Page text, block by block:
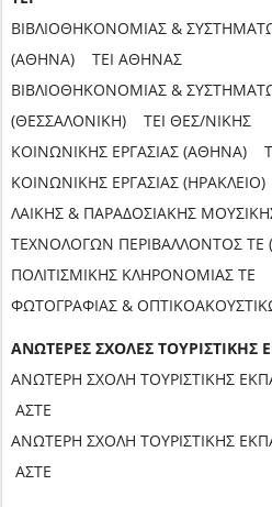
ΒΙΒΛΙΟΘΗΚΟΝΟΜΙΑΣ &
(ΑΘΗΝΑ) ΤΕΙ ΑΘΗΝΑΣ
ΒΙΒΛΙΟΘΗΚΟΝΟΜΙΑΣ &
(ΘΕΣΣΑΛΟΝΙΚΗ) ΤΕΙ ΘΕΣ/ΝΙΚΗΣ
ΚΟΙΝΩΝΙΚΗΣ ΕΡΓΑΣΙΑΣ (ΑΘΗΝΑ)
ΚΟΙΝΩΝΙΚΗΣ ΕΡΓΑΣΙΑΣ
ΛΑΙΚΗΣ & ΠΑΡΑΔΟΣΙΑΚΗΣ
ΤΕΧΝΟΛΟΓΩΝ ΠΕΡΙΒΑΛΛΟΝΤΟΣ
ΠΟΛΙΤΙΣΜΙΚΗΣ ΚΛΗΡΟΝΟΜΙΑΣ ΤΕ
ΦΩΤΟΓΡΑΦΙΑΣ &
ΑΝΩΤΕΡΕΣ ΣΧΟΛΕΣ ΤΟΥΡΙΣΤΙΚΗΣ
ΑΝΩΤΕΡΗ ΣΧΟΛΗ ΤΟΥΡΙΣΤΙΚΗΣ
ΑΣΤΕ
ΑΝΩΤΕΡΗ ΣΧΟΛΗ ΤΟΥΡΙΣΤΙΚΗΣ
ΑΣΤΕ